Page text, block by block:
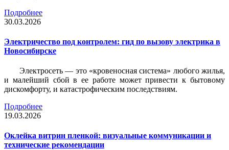
Подробнее
30.03.2026
Электричество под контролем: гид по вызову электрика в
Новосибирске
Электросеть — это «кровеносная система» любого жилья,
и малейший сбой в ее работе может привести к бытовому
дискомфорту, и катастрофическим последствиям.
Подробнее
19.03.2026
Оклейка витрин пленкой: визуальные коммуникации и
технические рекомендации